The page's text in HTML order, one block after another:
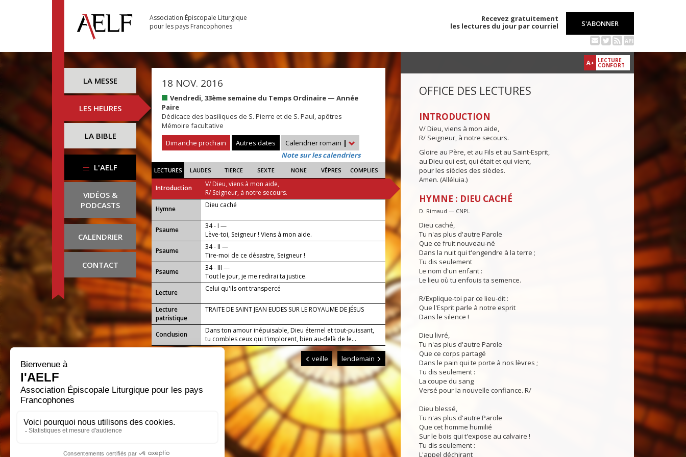
Association Épiscopale Liturgique
pour les pays Francophones
Recevez gratuitement
les lectures du jour par courriel
S'ABONNER
API
LA MESSE
LES HEURES
LA BIBLE
L'AELF
VIDÉOS &
PODCASTS
CALENDRIER
CONTACT
18 NOV. 2016
Vendredi, 33ème semaine du Temps Ordinaire — Année
Paire
Dédicace des basiliques de S. Pierre et de S. Paul, apôtres
Mémoire facultative
Dimanche prochain
Autres dates Calendrier romain |
Note sur les calendriers
LECTURES LAUDES TIERCE SEXTE NONE VÊPRES COMPLIES
Introduction
V/ Dieu, viens à mon aide,
R/ Seigneur, à notre secours.
...
Hymne Dieu caché
Psaume
34 - I —
Lève-toi, Seigneur ! Viens à mon aide.
Psaume
34 - II —
Tire-moi de ce désastre, Seigneur !
Psaume
34 - III —
Tout le jour, je me redirai ta justice.
Lecture
Celui qu'ils ont transpercé
Lecture
patristique
TRAITE DE SAINT JEAN EUDES SUR LE ROYAUME DE JÉSUS
Conclusion
Dans ton amour inépuisable, Dieu éternel et tout-puissant,
tu combles ceux qui t'implorent, bien au-delà de le...
veille lendemain
A+ LECTURE
CONFORT
OFFICE DES LECTURES
INTRODUCTION
V/ Dieu, viens à mon aide,
R/ Seigneur, à notre secours.
Gloire au Père, et au Fils et au Saint-Esprit,
au Dieu qui est, qui était et qui vient,
pour les siècles des siècles.
Amen. (Alléluia.)
HYMNE : DIEU CACHÉ
D. Rimaud — CNPL
Dieu caché,
Tu n'as plus d'autre Parole
Que ce fruit nouveau-né
Dans la nuit qui t'engendre à la terre ;
Tu dis seulement
Le nom d'un enfant :
Le lieu où tu enfouis ta semence.
R/Explique-toi par ce lieu-dit :
Que l'Esprit parle à notre esprit
Dans le silence !
Dieu livré,
Tu n'as plus d'autre Parole
Que ce corps partagé
Dans le pain qui te porte à nos lèvres ;
Tu dis seulement :
La coupe du sang
Versé pour la nouvelle confiance. R/
Dieu blessé,
Tu n'as plus d'autre Parole
Que cet homme humilié
Sur le bois qui t'expose au calvaire !
Tu dis seulement :
L'appel déchirant